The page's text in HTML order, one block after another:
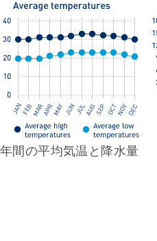
年間の平均気温と降水量